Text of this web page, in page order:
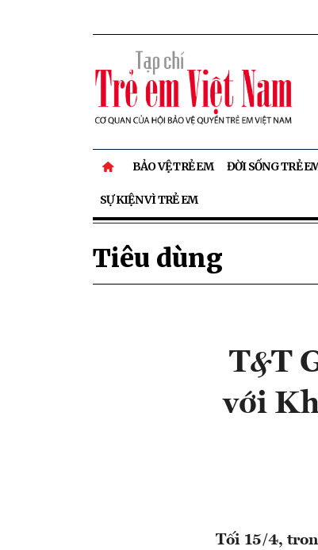
BẢO VỆ TRẺ EM ĐỜI SỐNG TRẺ
SỰ KIỆN VÌ TRẺ EM
Tiêu dùng
T&T
với
Tối 15/4,